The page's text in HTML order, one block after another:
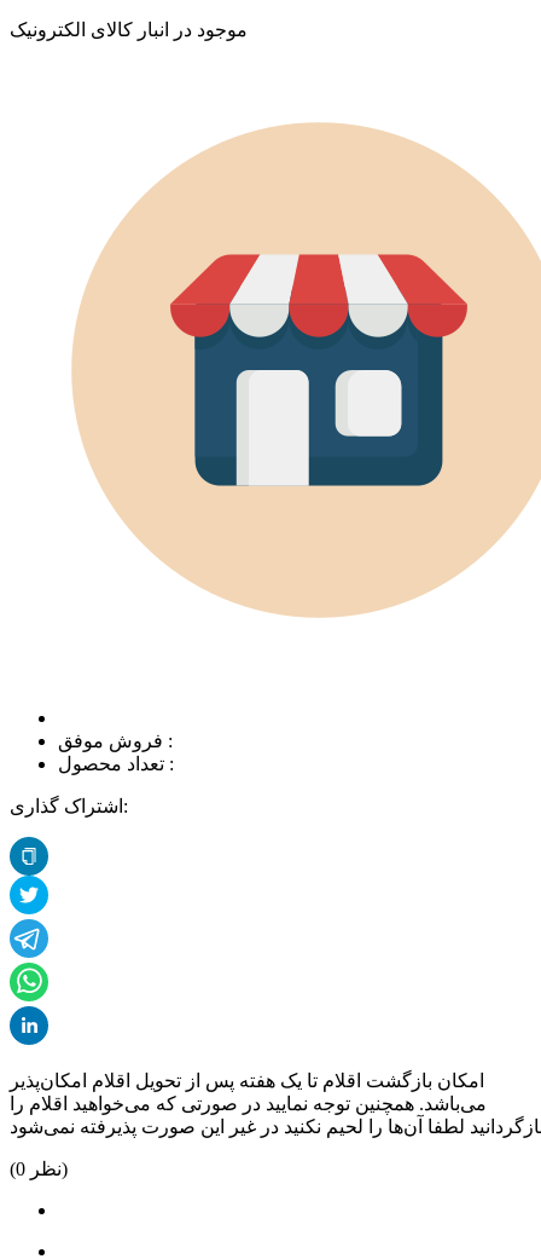
موجود در انبار کالای الکترونیک
فروش موفق :
تعداد محصول :
اشتراک گذاری:
امکان بازگشت اقلام تا یک هفته پس از تحویل اقلام امکان‌پذیر
می‌باشد. همچنین توجه نمایید در صورتی که می‌خواهید اقلام را
(0 نظر)